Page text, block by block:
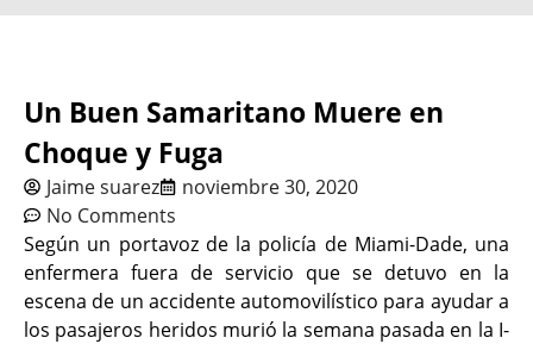
Un Buen Samaritano Muere en
Choque y Fuga
Jaime suarez
noviembre 30, 2020
No Comments
Según un portavoz de la policía de Miami-Dade, una
enfermera fuera de servicio que se detuvo en la
escena de un accidente automovilístico para ayudar a
los pasajeros heridos murió la semana pasada en la I-